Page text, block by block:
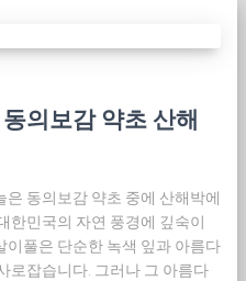
의보감 약초 산해
동의보감 약초 중에 산해박에
한민국의 자연 풍경에 깊숙이
이풀은 단순한 녹색 잎과 아름다
로잡습니다. 그러나 그 아름다